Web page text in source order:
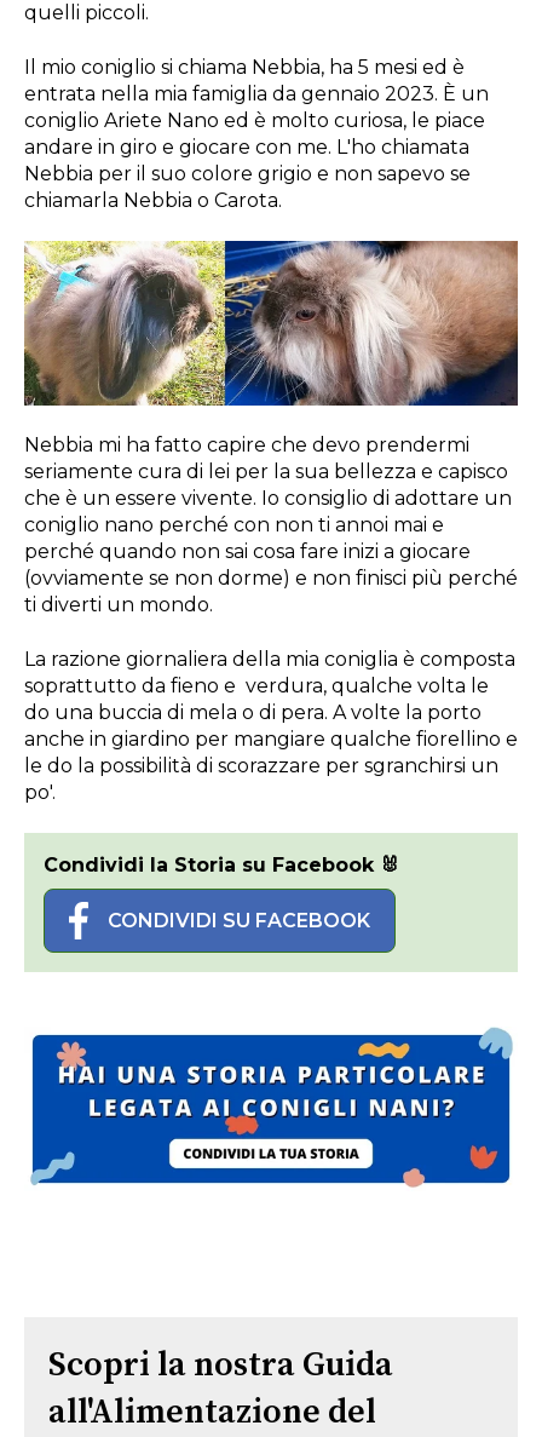
quelli piccoli.
Il mio coniglio si chiama Nebbia, ha 5 mesi ed è
entrata nella mia famiglia da gennaio 2023. È un
coniglio Ariete Nano ed è molto curiosa, le piace
andare in giro e giocare con me. L'ho chiamata
Nebbia per il suo colore grigio e non sapevo se
chiamarla Nebbia o Carota.
Nebbia mi ha fatto capire che devo prendermi
seriamente cura di lei per la sua bellezza e capisco
che è un essere vivente. Io consiglio di adottare un
coniglio nano perché con non ti annoi mai e
perché quando non sai cosa fare inizi a giocare
(ovviamente se non dorme) e non finisci più perché
ti diverti un mondo.
La razione giornaliera della mia coniglia è composta
soprattutto da fieno e verdura, qualche volta le
do una buccia di mela o di pera. A volte la porto
anche in giardino per mangiare qualche fiorellino e
le do la possibilità di scorazzare per sgranchirsi un
po'.
Condividi la Storia su Facebook 🐰
CONDIVIDI SU FACEBOOK
Scopri la nostra Guida
all'Alimentazione del